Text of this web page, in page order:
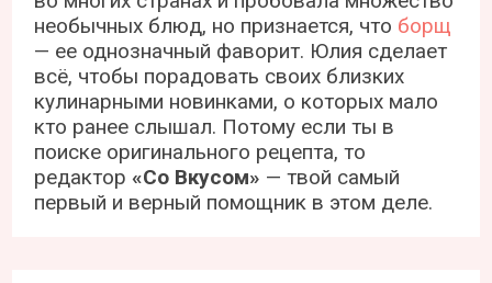
необычных блюд, но признается, что борщ
— ее однозначный фаворит. Юлия сделает
всё, чтобы порадовать своих близких
кулинарными новинками, о которых мало
кто ранее слышал. Потому если ты в
поиске оригинального рецепта, то
редактор«Со Вкусом» — твой самый
первый и верный помощник в этом деле.